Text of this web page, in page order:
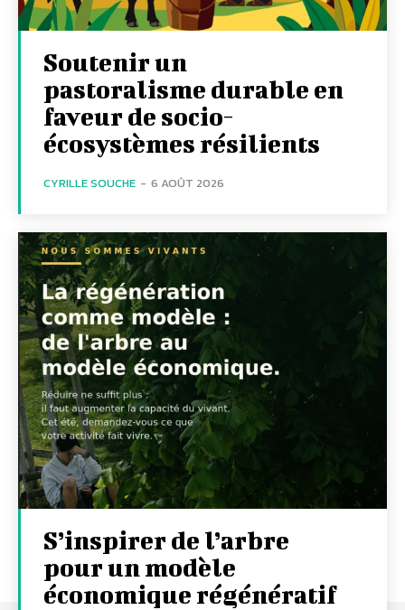
Soutenir un
pastoralisme durable en
faveur de socio-
écosystèmes résilients
CYRILLE SOUCHE - 6 AOÛT 2026
S’inspirer de l’arbre
pour un modèle
économique régénératif